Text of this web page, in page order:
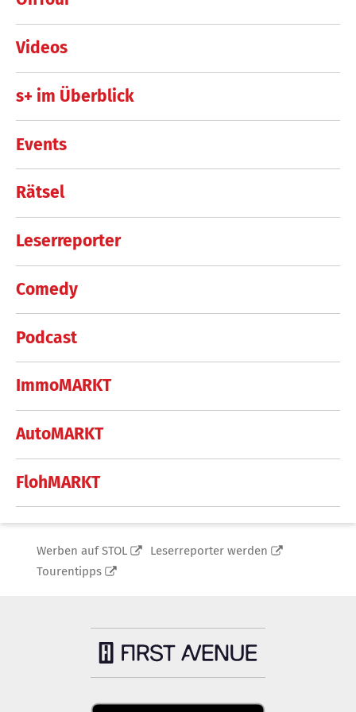
Videos
s+ im Überblick
Events
Rätsel
Leserreporter
Comedy
Podcast
ImmoMARKT
AutoMARKT
FlohMARKT
Werben auf STOL
Leserreporter werden
Tourentipps